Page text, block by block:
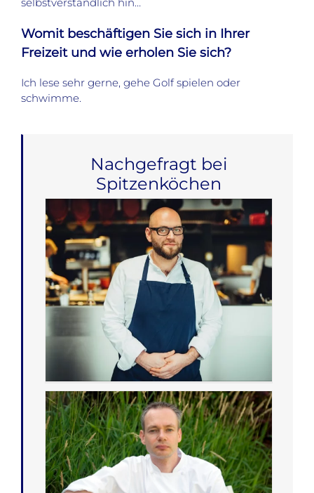
Womit beschäftigen Sie sich in Ihrer
Freizeit und wie erholen Sie sich?
Ich lese sehr gerne, gehe Golf spielen oder
schwimme.
Nachgefragt bei
Spitzenköchen